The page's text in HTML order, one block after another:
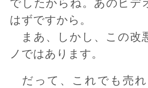
はずですから。
まあ、しかし、この改
ノではあります。
だって、これでも売